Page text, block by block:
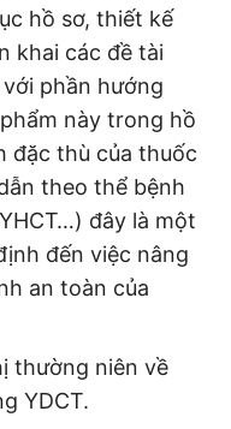
hồ sơ, thiết kế
khai các đề tài
phần hướng
này trong hồ
đặc thù của thuốc
theo thể bệnh
đây là một
đến việc nâng
an toàn của
thường niên về
YDCT.